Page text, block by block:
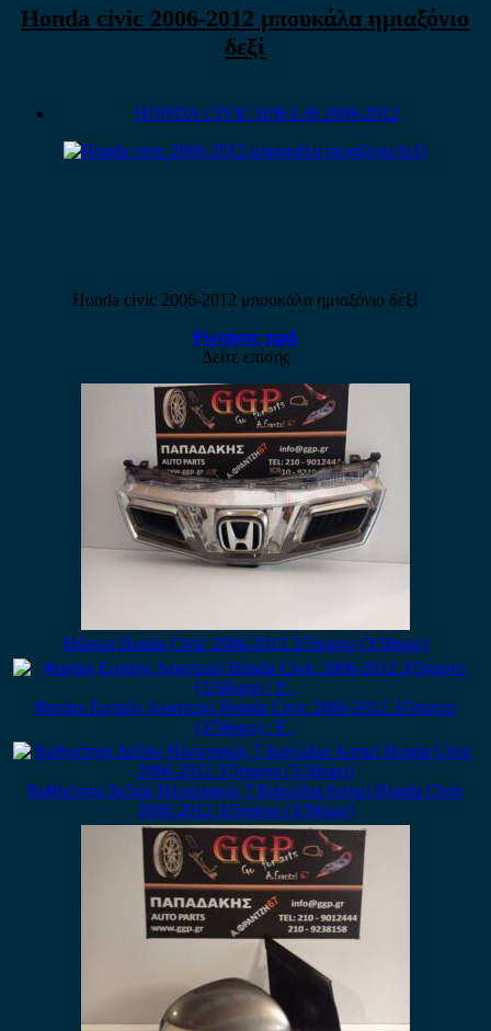
Honda civic 2006-2012 μπουκάλα ημιαξόνιο
δεξί
HONDA CIVIC H/B-L/B 2006-2012
Honda civic 2006-2012 μπουκάλα ημιαξόνιο δεξί
Ρωτήστε τιμή
Δείτε επίσης
Μάσκα Honda Civic 2006-2012 3/5πορτο (3/5θυρο)
Φανάρι Εμπρός Αριστερό Honda Civic 2006-2012 3/5πορτο
(3/5θυρο) / Ε ,
Καθρέπτης Δεξιός Ηλεκτρικός 7 Καλώδια Ασημί Honda Civic
2006-2012 3/5πορτο (3/5θυρο)